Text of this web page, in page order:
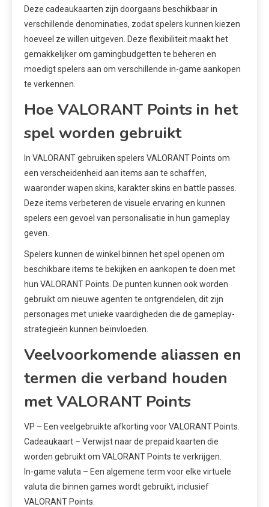
Deze cadeaukaarten zijn doorgaans beschikbaar in
verschillende denominaties, zodat spelers kunnen kiezen
hoeveel ze willen uitgeven. Deze flexibiliteit maakt het
gemakkelijker om gamingbudgetten te beheren en
moedigt spelers aan om verschillende in-game aankopen
te verkennen.
Hoe VALORANT Points in het
spel worden gebruikt
In VALORANT gebruiken spelers VALORANT Points om
een verscheidenheid aan items aan te schaffen,
waaronder wapen skins, karakter skins en battle passes.
Deze items verbeteren de visuele ervaring en kunnen
spelers een gevoel van personalisatie in hun gameplay
geven.
Spelers kunnen de winkel binnen het spel openen om
beschikbare items te bekijken en aankopen te doen met
hun VALORANT Points. De punten kunnen ook worden
gebruikt om nieuwe agenten te ontgrendelen, dit zijn
personages met unieke vaardigheden die de gameplay-
strategieën kunnen beïnvloeden.
Veelvoorkomende aliassen en
termen die verband houden
met VALORANT Points
VP – Een veelgebruikte afkorting voor VALORANT Points.
Cadeaukaart – Verwijst naar de prepaid kaarten die
worden gebruikt om VALORANT Points te verkrijgen.
In-game valuta – Een algemene term voor elke virtuele
valuta die binnen games wordt gebruikt, inclusief
VALORANT Points.